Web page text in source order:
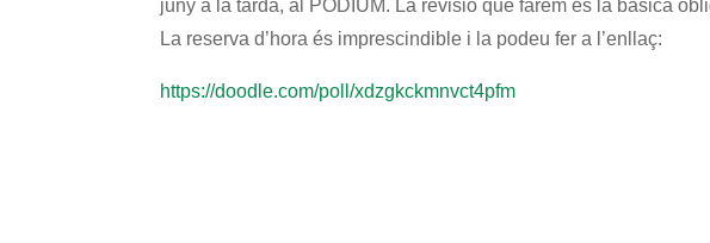
juny a la tarda, al PODIUM. La revisió que farem és la bàsica
La reserva d’hora és imprescindible i la podeu fer a l’enllaç:
https://doodle.com/poll/xdzgkckmnvct4pfm